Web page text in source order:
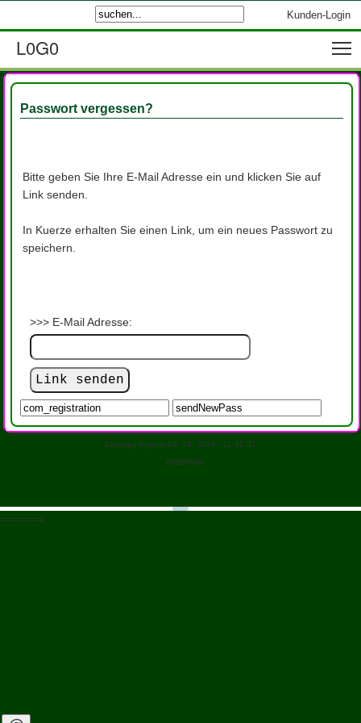
Kunden-Login
L0G0
Passwort vergessen?
Bitte geben Sie Ihre E-Mail Adresse ein und klicken Sie auf
Link senden.
In Kuerze erhalten Sie einen Link, um ein neues Passwort zu
speichern.
>>> E-Mail Adresse:
Samstag August 08. 08. 2026 - 11:45:31
, 99999999
=======